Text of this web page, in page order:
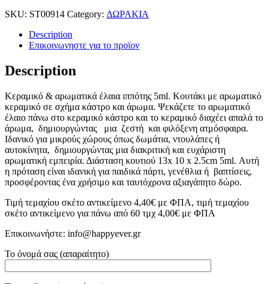
SKU: ST00914 Category: ΔΩΡΑΚΙΑ
Description
Επικοινωνηστε για το προϊoν
Description
Κεραμικό & αρωματικά έλαια ιππότης 5ml. Κουτάκι με αρωματικό
κεραμικό σε σχήμα κάστρο και άρωμα. Ψεκάζετε το αρωματικό
έλαιο πάνω στο κεραμικό κάστρο και το κεραμικό διαχέει απαλά το
άρωμα, δημιουργώντας μια ζεστή και φιλόξενη ατμόσφαιρα.
Ιδανικό για μικρούς χώρους όπως δωμάτια, ντουλάπες ή
αυτοκίνητα, δημιουργώντας μια διακριτική και ευχάριστη
αρωματική εμπειρία. Διάσταση κουτιού 13x 10 x 2.5cm 5ml. Αυτή
η πρόταση είναι ιδανική για παιδικά πάρτι, γενέθλια ή βαπτίσεις,
προσφέροντας ένα χρήσιμο και ταυτόχρονα αξιαγάπητο δώρο.
Τιμή τεμαχίου σκέτο αντικείμενο 4,40€ με ΦΠΑ, τιμή τεμαχίου
σκέτο αντικείμενο για πάνω από 60 τμχ 4,00€ με ΦΠΑ
Επικοινωνήστε: info@happyever.gr
Το όνομά σας (απαραίτητο)